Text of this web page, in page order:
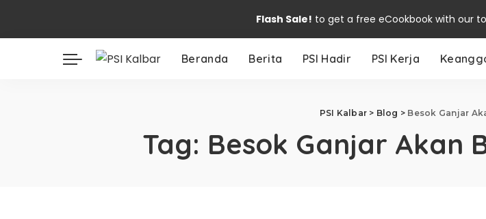
Flash Sale! to get a free eCookbook with our
Beranda Berita PSI Hadir PSI Kerja
PSI Kalbar > Blog > Besok Ganjar
Tag: Besok Ganjar Akan